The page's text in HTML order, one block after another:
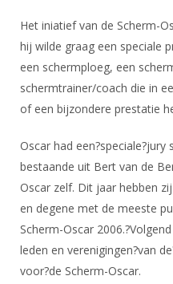
Maandelijks archief
Evenement
Website
Gebruiksvoorwaarden
Handleiding
Historie
Reglementen
Ledencijfers
Sponsors en Partners
Bestuur
Commissies
Ereleden
Leden van Verdiensten
Vacatures
Veteranen
Lichtzwaardschermen
Wedstrijdsport
Inschrijven
Reglementen
Materiaal
Schermpaspoort
Rolstoelschermen
NK's
Oranje
DBT
FBT
SBT
Talentontwikkeling
Atletencommissie
Voor de jeugd
Spreekbeurtpakket
Ouders en vereniging
Jeugdkampen
Nieuws
Nationale opleidingen
Internationale opleidingen
Forums
Schermforum
Nieuws
Zoek Vereniging
Contact
Het iniatief van de Scherm-
hij wilde graag een speciale
een schermploeg, een
schermtrainer/coach die in
of een bijzondere prestatie
Oscar had
bestaande uit Bert van de
Oscar zelf. Dit jaar hebben
en degene met de meeste
Scherm-Oscar
leden en verenigingen?van
voor?de Scherm-Oscar.